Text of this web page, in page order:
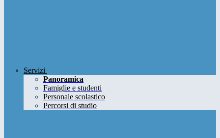
Servizi
Panoramica
Famiglie e studenti
Personale scolastico
Percorsi di studio